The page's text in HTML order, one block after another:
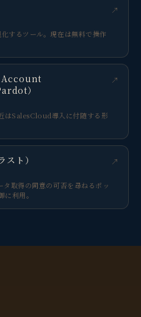
するツール。現在は無料で操作
↗
）
はSalesCloud導入に付随する形
↗
ト）
取得の同意の可否を尋ねるポッ
利用。
↗